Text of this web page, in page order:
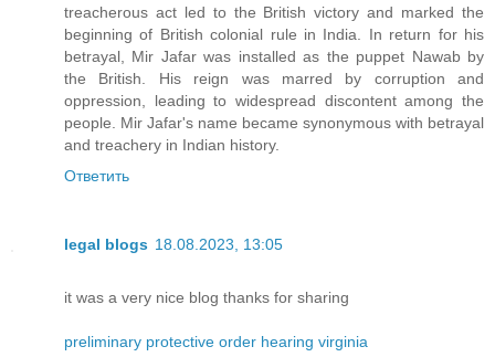
treacherous act led to the British victory and marked the
beginning of British colonial rule in India. In return for his
betrayal, Mir Jafar was installed as the puppet Nawab by
the British. His reign was marred by corruption and
oppression, leading to widespread discontent among the
people. Mir Jafar's name became synonymous with betrayal
and treachery in Indian history.
Ответить
legal blogs 18.08.2023, 13:05
it was a very nice blog thanks for sharing
preliminary protective order hearing virginia